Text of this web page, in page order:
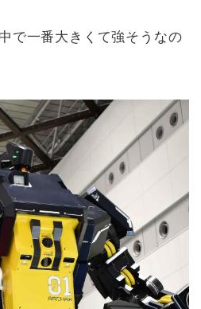
で一番大きくて強そうなの